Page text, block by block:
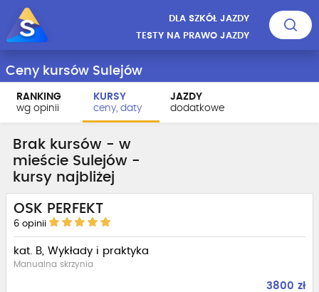
DLA SZKÓŁ JAZDY
TESTY NA PRAWO JAZDY
Ceny kursów Sulejów
RANKING
wg opinii
KURSY
ceny, daty
JAZDY
dodatkowe
Brak kursów - w
mieście Sulejów -
kursy najbliżej
OSK PERFEKT
6 opinii
kat. B, Wykłady i praktyka
Manualna skrzynia
3800 zł